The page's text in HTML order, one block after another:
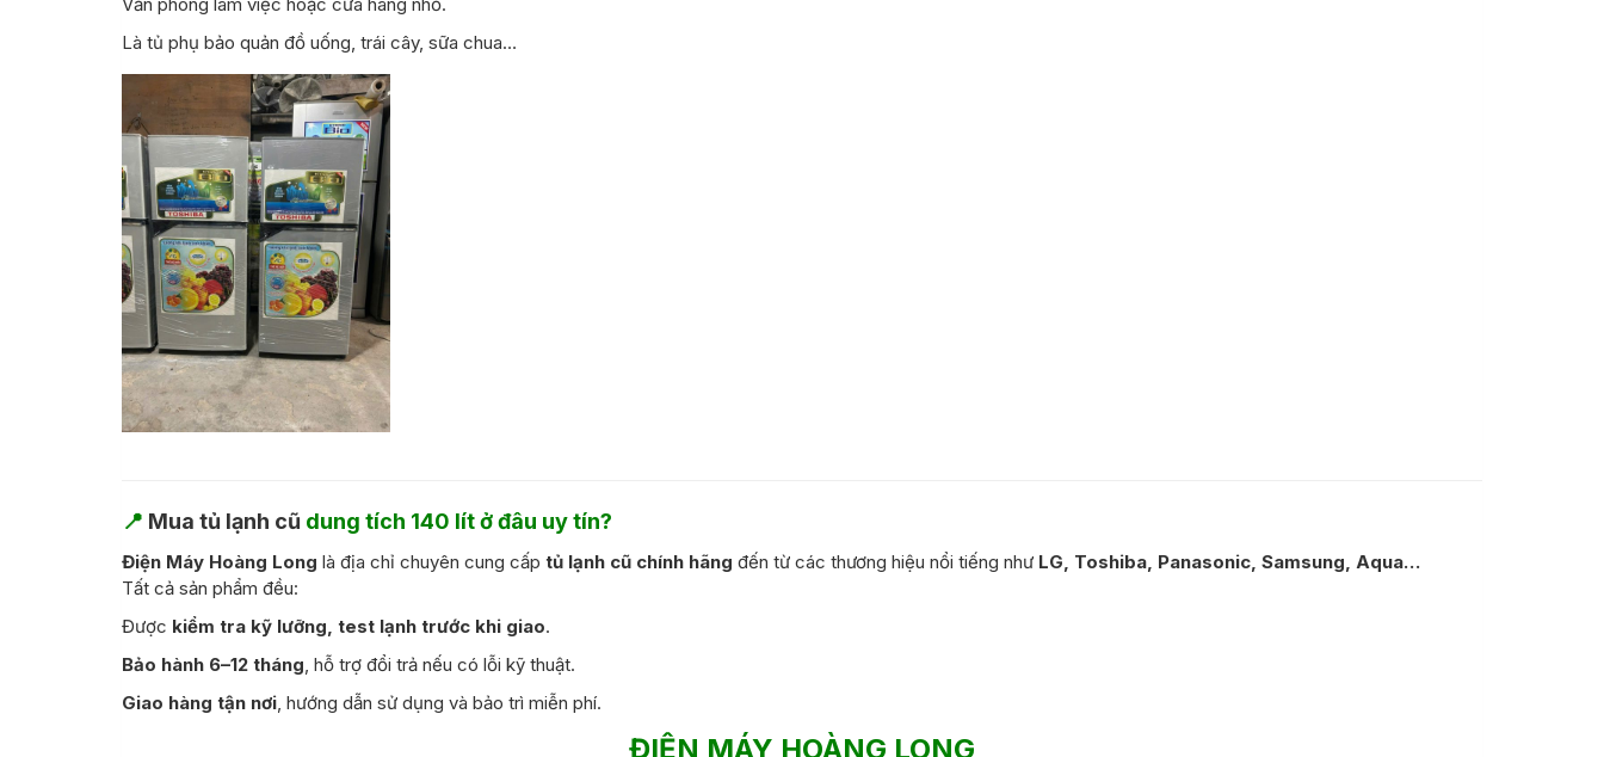
Văn phòng làm việc hoặc cửa hàng nhỏ.
Là tủ phụ bảo quản đồ uống, trái cây, sữa chua…
📍 Mua tủ lạnh cũ dung tích 140 lít ở đâu uy tín?
Điện Máy Hoàng Long là địa chỉ chuyên cung cấp tủ lạnh cũ chính hãng đến từ các thương hiệu nổi tiếng như LG, Toshiba, Panasonic, Samsung, Aqua…
Tất cả sản phẩm đều:
Được kiểm tra kỹ lưỡng, test lạnh trước khi giao.
Bảo hành 6–12 tháng, hỗ trợ đổi trả nếu có lỗi kỹ thuật.
Giao hàng tận nơi, hướng dẫn sử dụng và bảo trì miễn phí.
ĐIỆN MÁY HOÀNG LONG